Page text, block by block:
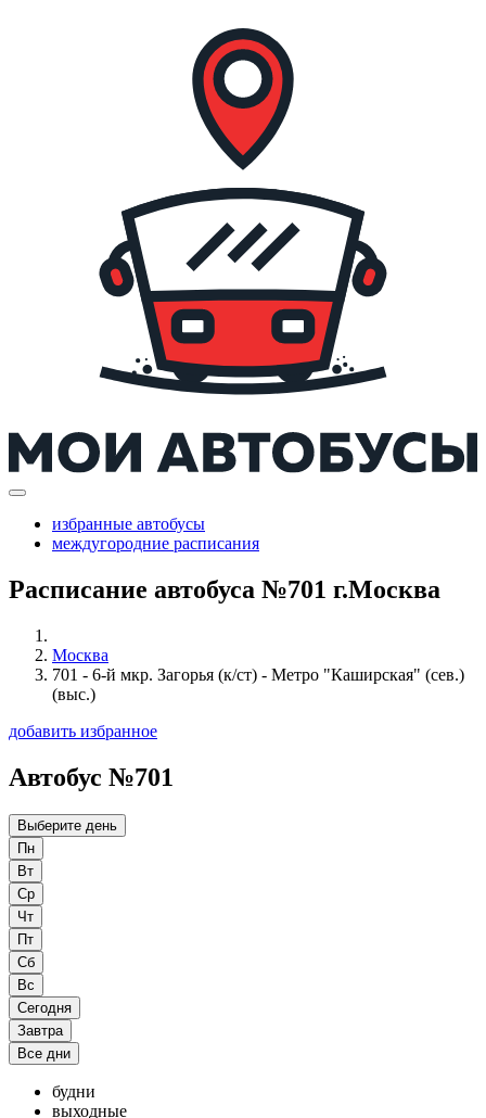
избранные автобусы
междугородние расписания
Расписание автобуса №701 г.Москва
Москва
701 - 6-й мкр. Загорья (к/ст) - Метро "Каширская" (сев.)
(выс.)
добавить избранное
Автобус №701
Выберите день
Пн
Вт
Ср
Чт
Пт
Сб
Вс
Сегодня
Завтра
Все дни
будни
выходные